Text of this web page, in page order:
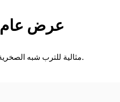
الأدوات
عرض عام
مثالية للترب شبه الصخرية أو عند الحاجة إلى تكسير مواد الضفاف الصلبة وإزالتها.